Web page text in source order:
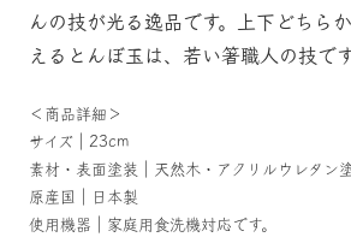
んの技が光る逸品です。上下どちら
えるとんぼ玉は、若い箸職人の技です
＜商品詳細＞
サイズ｜23cm
素材・表面塗装｜天然木・アクリルウレタン
原産国｜日本製
使用機器｜家庭用食洗機対応です。